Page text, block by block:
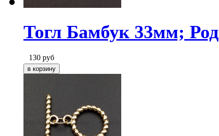
Тогл Бамбук 33мм;
130 руб